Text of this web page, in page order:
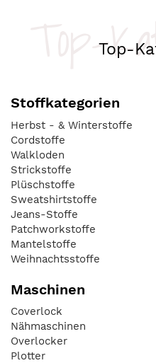
Top-
Top-
Stoffkategorien
Herbst - & Winterstoffe
Cordstoffe
Walkloden
Strickstoffe
Plüschstoffe
Sweatshirtstoffe
Jeans-Stoffe
Patchworkstoffe
Mantelstoffe
Weihnachtsstoffe
Maschinen
Coverlock
Nähmaschinen
Overlocker
Plotter